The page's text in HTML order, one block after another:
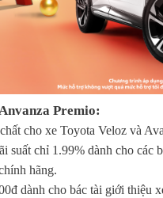
Premio:
cho xe Toyota Veloz và
suất chỉ 1.99% dành cho các
hãng.
dành cho bác tài giới thiệu